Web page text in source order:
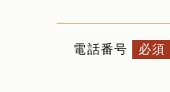
電話番号 必須